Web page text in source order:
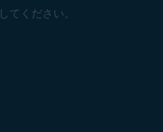
してください。